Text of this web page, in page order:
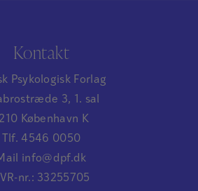
Kontakt
Psykologisk Forlag
3, 1. sal
København K
Tlf. 4546 0050
info@dpf.dk
nr.: 33255705